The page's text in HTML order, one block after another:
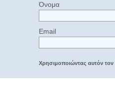
Όνομα
Email
Χρησιμοποιώντας αυτόν